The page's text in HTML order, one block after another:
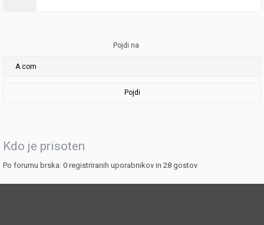
Pojdi na
Pojdi
Kdo je prisoten
Po forumu brska: 0 registriranih uporabnikov in 28 gostov